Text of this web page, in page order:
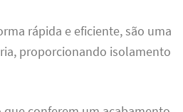
rápida e eficiente, são uma
proporcionando isolamento